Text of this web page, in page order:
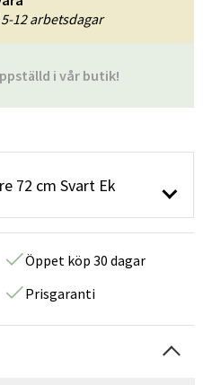
i vår butik!
12 arbetsdagar
72 cm Svart Ek
Öppet köp 30 dagar
Prisgaranti